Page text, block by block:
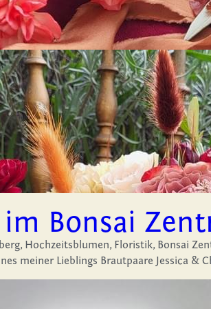
Bonsai
Bonsai